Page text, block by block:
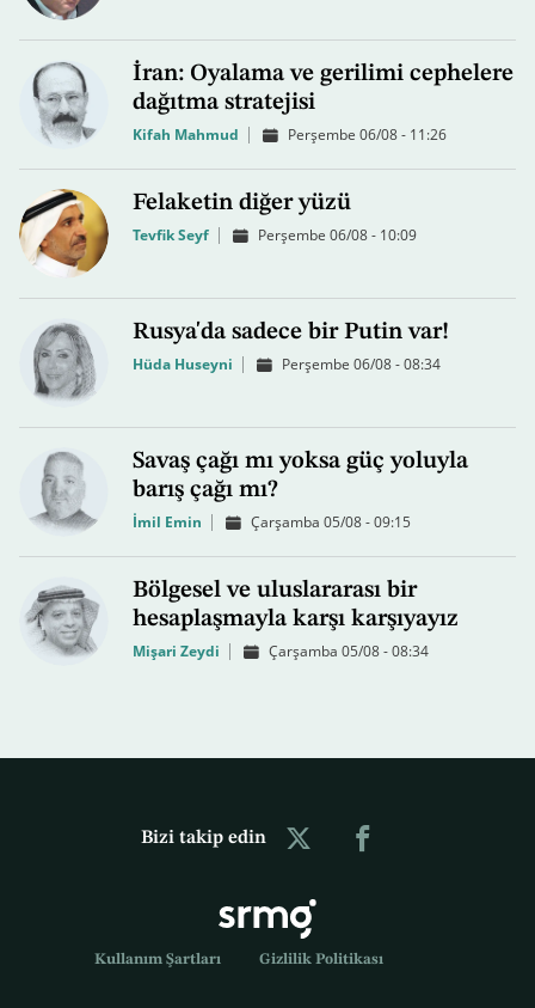
İran: Oyalama ve gerilimi cephelere
dağıtma stratejisi
Kifah Mahmud Perşembe 06/08 - 11:26
Felaketin diğer yüzü
Tevfik Seyf Perşembe 06/08 - 10:09
Rusya'da sadece bir Putin var!
Hüda Huseyni Perşembe 06/08 - 08:34
Savaş çağı mı yoksa güç yoluyla
barış çağı mı?
İmil Emin Çarşamba 05/08 - 09:15
Bölgesel ve uluslararası bir
hesaplaşmayla karşı karşıyayız
Mişari Zeydi Çarşamba 05/08 - 08:34
Bizi takip edin
Kullanım Şartları Gizlilik Politikası